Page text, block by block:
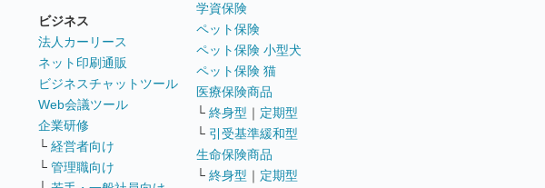
ビジネス
法人カーリース
ネット印刷通販
ビジネスチャットツール
Web会議ツール
企業研修
└ 経営者向け
└ 管理職向け
学資保険
ペット保険
ペット保険 小型犬
ペット保険 猫
医療保険商品
└ 終身型 ｜ 定期型
└ 引受基準緩和型
生命保険商品
└ 終身型 ｜ 定期型